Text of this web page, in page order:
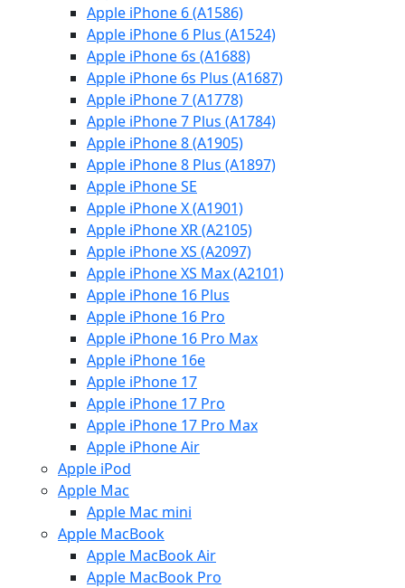
Apple iPhone 6 (A1586)
Apple iPhone 6 Plus (A1524)
Apple iPhone 6s (A1688)
Apple iPhone 6s Plus (A1687)
Apple iPhone 7 (A1778)
Apple iPhone 7 Plus (A1784)
Apple iPhone 8 (A1905)
Apple iPhone 8 Plus (A1897)
Apple iPhone SE
Apple iPhone X (A1901)
Apple iPhone XR (A2105)
Apple iPhone XS (A2097)
Apple iPhone XS Max (A2101)
Apple iPhone 16 Plus
Apple iPhone 16 Pro
Apple iPhone 16 Pro Max
Apple iPhone 16e
Apple iPhone 17
Apple iPhone 17 Pro
Apple iPhone 17 Pro Max
Apple iPhone Air
Apple iPod
Apple Mac
Apple Mac mini
Apple MacBook
Apple MacBook Air
Apple MacBook Pro